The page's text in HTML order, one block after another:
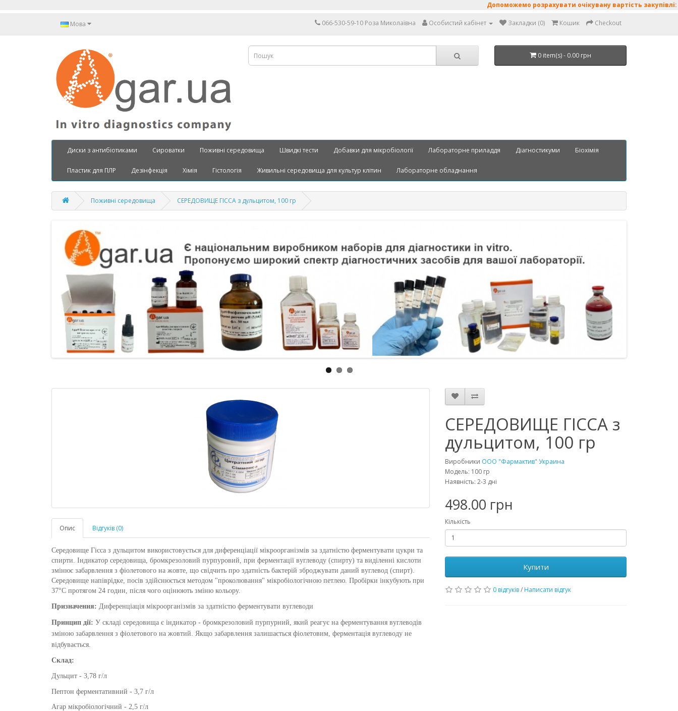
Допоможемо розрахувати очікувану вартість закупівлі:
Мова 066-530-59-10 Роза Миколаївна Особистий кабінет Закладки (0) Кошик Checkout
0 item(s) - 0.00 грн
Диски з антибіотиками Сироватки Поживні середовища Швидкі тести Добавки для мікробіології Лабораторне приладдя Діагностикуми Біохімія
Пластик для ПЛР Дезінфекція Хімія Гістологія Живильні середовища для культур клітин Лабораторне обладнання
Поживні середовища СЕРЕДОВИЩЕ ГІССА з дульцитом, 100 гр
Опис Відгуків (0)
Середовище Гісса з дульцитом використовується для диференціації мікроорганізмів за здатністю ферментувати цукри та
спирти. Індикатор середовища, бромкрезоловий пурпуровий, при ферментації вуглеводу (спирту) та виділенні кислоти
змінює забарвлення з фіолетового на жовте, що свідчить про здатність бактерій зброджувати даний вуглевод (спирт).
Середовище напіврідке, посів здійснюється методом "проколювання" мікробіологічною петлею. Пробірки інкубують при
37°С протягом 24 годин, після чого оцінюють зміню кольору.
Призначення: Диференціація мікроорганізмів за здатністю ферментувати вуглеводи
Принцип дії: У складі середовища є індикатор - бромкрезоловий пурпурний, який реагує на ферментування вуглеводів
зміною забарвлення з фіолетового на жовтий. Якщо забарвлення залишається фіолетовим, ферментація вуглеводу не
відбувається.
Склад:
Дульцит - 3,78 г/л
Пептон ферментативний - 3,7 г/л
Агар мікробіологічний - 2,5 г/л
СЕРЕДОВИЩЕ ГІССА з
дульцитом, 100 гр
Виробники ООО "Фармактив" Украина
Модель: 100 гр
Наявність: 2-3 дні
498.00 грн
Кількість
Купити
0 відгуків/ Написати відгук